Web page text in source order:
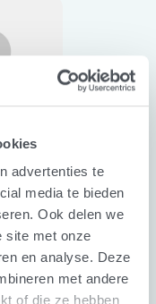
advertenties te
media te bieden
Ook delen we
site met onze
en analyse. Deze
met andere
of die ze hebben